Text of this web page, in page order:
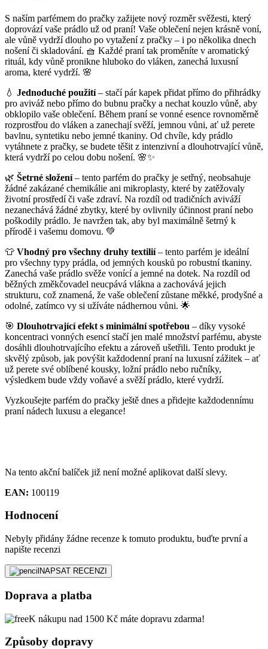
S naším parfémem do pračky zažijete nový rozměr svěžesti, který
doprovází vaše prádlo už od praní! Vaše oblečení nejen krásně voní,
ale vůně vydrží dlouho po vytažení z pračky – i po několika dnech
nošení či skladování. 🧺 Každé praní tak proměníte v aromatický
rituál, kdy vůně pronikne hluboko do vláken, zanechá luxusní
aroma, které vydrží. 🌸
💧 Jednoduché použití– stačí pár kapek přidat přímo do přihrádky
pro aviváž nebo přímo do bubnu pračky a nechat kouzlo vůně, aby
obklopilo vaše oblečení. Během praní se vonné esence rovnoměrně
rozprostřou do vláken a zanechají svěží, jemnou vůni, ať už perete
bavlnu, syntetiku nebo jemné tkaniny. Od chvíle, kdy prádlo
vytáhnete z pračky, se budete těšit z intenzivní a dlouhotrvající vůně,
která vydrží po celou dobu nošení. 🌸✨
🌿 Šetrné složení– tento parfém do pračky je setřný, neobsahuje
žádné zakázané chemikálie ani mikroplasty, které by zatěžovaly
životní prostředí či vaše zdraví. Na rozdíl od tradičních aviváží
nezanechává žádné zbytky, které by ovlivnily účinnost praní nebo
poškodily prádlo. Je navržen tak, aby byl maximálně šetrný k
přírodě i vašemu domovu. 💚
👕 Vhodný pro všechny druhy textilií– tento parfém je ideální
pro všechny typy prádla, od jemných kousků po robustní tkaniny.
Zanechá vaše prádlo svěže vonící a jemné na dotek. Na rozdíl od
běžných změkčovadel neucpává vlákna a zachovává jejich
strukturu, což znamená, že vaše oblečení zůstane měkké, prodyšné a
odolné, zatímco vy si užíváte nádhernou vůni. 🌟
🎯 Dlouhotrvající efekt s minimální spotřebou – díky vysoké
koncentraci vonných esencí stačí jen malé množství parfému, abyste
dosáhli dlouhotrvajícího efektu a zároveň ušetřili. Tento produkt je
skvělý způsob, jak povýšit každodenní praní na luxusní zážitek – ať
už perete své oblíbené kousky, ložní prádlo nebo ručníky,
výsledkem bude vždy voňavé a svěží prádlo, které vydrží.
Vyzkoušejte parfém do pračky ještě dnes a přidejte každodennímu
praní nádech luxusu a elegance!
Na tento akční balíček již není možné aplikovat další slevy.
EAN: 100119
Hodnocení
Nebyly přidány žádne recenze k tomuto produktu, buďte první a
napište recenzi
NAPSAT RECENZI
Doprava a platba
K nákupu nad 1500 Kč máte dopravu zdarma!
Způsoby dopravy